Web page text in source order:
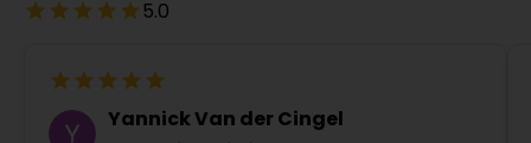
5.0
Yannick Van der Cingel